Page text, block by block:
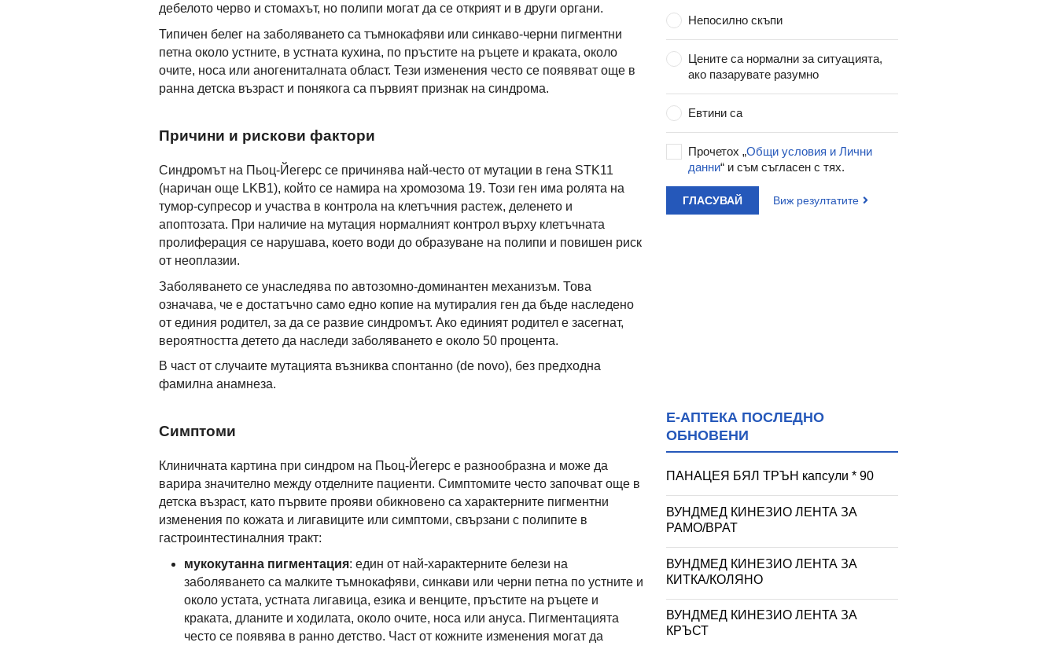
дебелото черво и стомахът, но полипи могат да се открият и в други органи.
Типичен белег на заболяването са тъмнокафяви или синкаво-черни пигментни
петна около устните, в устната кухина, по пръстите на ръцете и краката, около
очите, носа или аногениталната област. Тези изменения често се появяват още в
ранна детска възраст и понякога са първият признак на синдрома.
Причини и рискови фактори
Синдромът на Пьоц-Йегерс се причинява най-често от мутации в гена STK11
(наричан още LKB1), който се намира на хромозома 19. Този ген има ролята на
тумор-супресор и участва в контрола на клетъчния растеж, деленето и
апоптозата. При наличие на мутация нормалният контрол върху клетъчната
пролиферация се нарушава, което води до образуване на полипи и повишен риск
от неоплазии.
Заболяването се унаследява по автозомно-доминантен механизъм. Това
означава, че е достатъчно само едно копие на мутиралия ген да бъде наследено
от единия родител, за да се развие синдромът. Ако единият родител е засегнат,
вероятността детето да наследи заболяването е около 50 процента.
В част от случаите мутацията възниква спонтанно (de novo), без предходна
фамилна анамнеза.
Симптоми
Клиничната картина при синдром на Пьоц-Йегерс е разнообразна и може да
варира значително между отделните пациенти. Симптомите често започват още в
детска възраст, като първите прояви обикновено са характерните пигментни
изменения по кожата и лигавиците или симптоми, свързани с полипите в
гастроинтестиналния тракт:
мукокутанна пигментация: един от най-характерните белези на
заболяването са малките тъмнокафяви, синкави или черни петна по устните и
около устата, устната лигавица, езика и венците, пръстите на ръцете и
краката, дланите и ходилата, около очите, носа или ануса. Пигментацията
често се появява в ранно детство. Част от кожните изменения могат да
Непосилно скъпи
Цените са нормални за ситуацията,
ако пазарувате разумно
Евтини са
Прочетох „Общи условия и Лични
данни“ и съм съгласен с тях.
ГЛАСУВАЙ Виж резултатите
Е-АПТЕКА ПОСЛЕДНО
ОБНОВЕНИ
ПАНАЦЕЯ БЯЛ ТРЪН капсули * 90
ВУНДМЕД КИНЕЗИО ЛЕНТА ЗА
РАМО/ВРАТ
ВУНДМЕД КИНЕЗИО ЛЕНТА ЗА
КИТКА/КОЛЯНО
ВУНДМЕД КИНЕЗИО ЛЕНТА ЗА
КРЪСТ